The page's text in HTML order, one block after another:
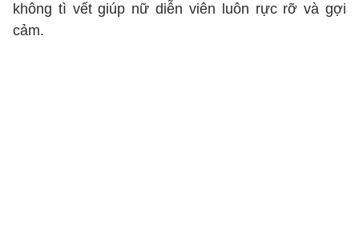
không tì vết giúp nữ diễn viên luôn rực rỡ và gợi
cảm.